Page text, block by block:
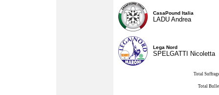
CasaPound Italia
LADU Andrea
Lega Nord
SPELGATTI Nicoletta
Total
Total